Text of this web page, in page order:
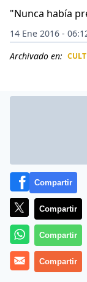
"Nunca había
14 Ene 2016 -
Archivado en:
La triste imagen
redes sociales
Compartir
Compartir
Compartir
Compartir